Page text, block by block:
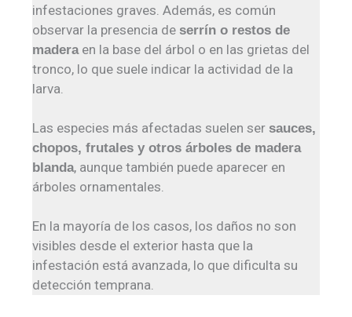
infestaciones graves. Además, es común
observar la presencia de serrín o restos de
maderaen la base del árbol o en las grietas del
tronco, lo que suele indicar la actividad de la
larva.
Las especies más afectadas suelen ser sauces,
chopos, frutales y otros árboles de madera
blanda, aunque también puede aparecer en
árboles ornamentales.
En la mayoría de los casos, los daños no son
visibles desde el exterior hasta que la
infestación está avanzada, lo que dificulta su
detección temprana.